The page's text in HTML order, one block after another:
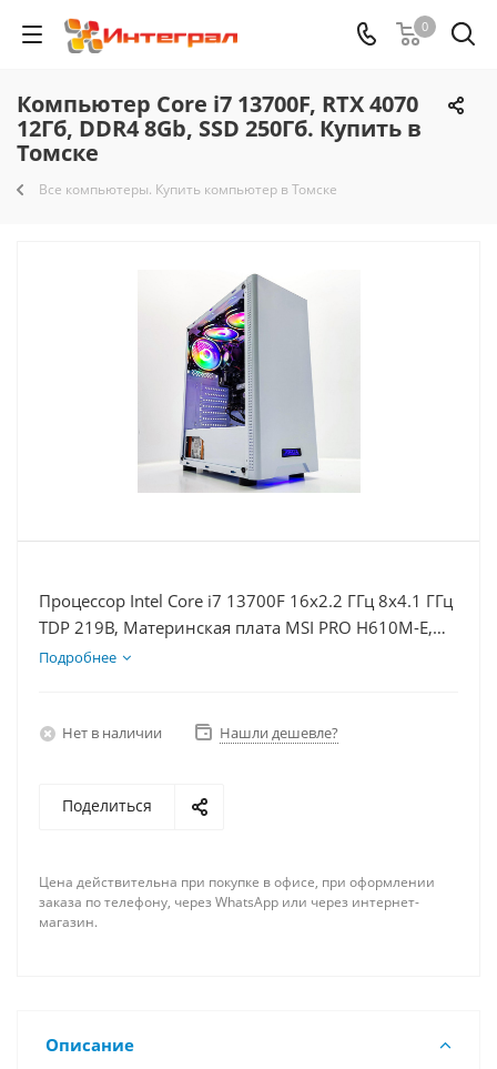
0
Компьютер Core i7 13700F, RTX 4070
12Гб, DDR4 8Gb, SSD 250Гб. Купить в
Томске
Все компьютеры. Купить компьютер в Томске
Процессор Intel Core i7 13700F 16x2.2 ГГц 8x4.1 ГГц
TDP 219В, Материнская плата MSI PRO H610M-E,
Видеокарта RTX 4070 12Гб, Память DDR4 8Gb,
Подробнее
Нет в наличии Нашли дешевле?
Поделиться
Цена действительна при покупке в офисе, при оформлении
заказа по телефону, через WhatsApp или через интернет-
магазин.
Описание